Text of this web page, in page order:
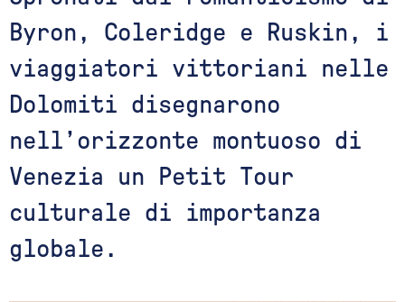
Byron, Coleridge e Ruskin, i
viaggiatori vittoriani nelle
Dolomiti disegnarono
nell’orizzonte montuoso di
Venezia un Petit Tour
culturale di importanza
globale.